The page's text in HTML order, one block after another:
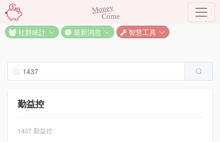
Money
Come
社群統計 最新消息 智慧工具
勤益控
1437 勤益控